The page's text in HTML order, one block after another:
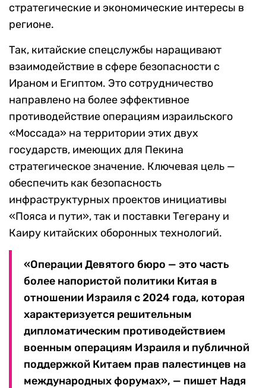
стратегические и экономические интересы в
регионе.
Так, китайские спецслужбы наращивают
взаимодействие в сфере безопасности с
Ираном и Египтом. Это сотрудничество
направлено на более эффективное
противодействие операциям израильского
«Моссада» на территории этих двух
государств, имеющих для Пекина
стратегическое значение. Ключевая цель —
обеспечить как безопасность
инфраструктурных проектов инициативы
«Пояса и пути», так и поставки Тегерану и
Каиру китайских оборонных технологий.
«Операции Девятого бюро — это часть
более напористой политики Китая в
отношении Израиля с 2024 года, которая
характеризуется решительным
дипломатическим противодействием
военным операциям Израиля и публичной
поддержкой Китаем прав палестинцев на
международных форумах», — пишет Надя